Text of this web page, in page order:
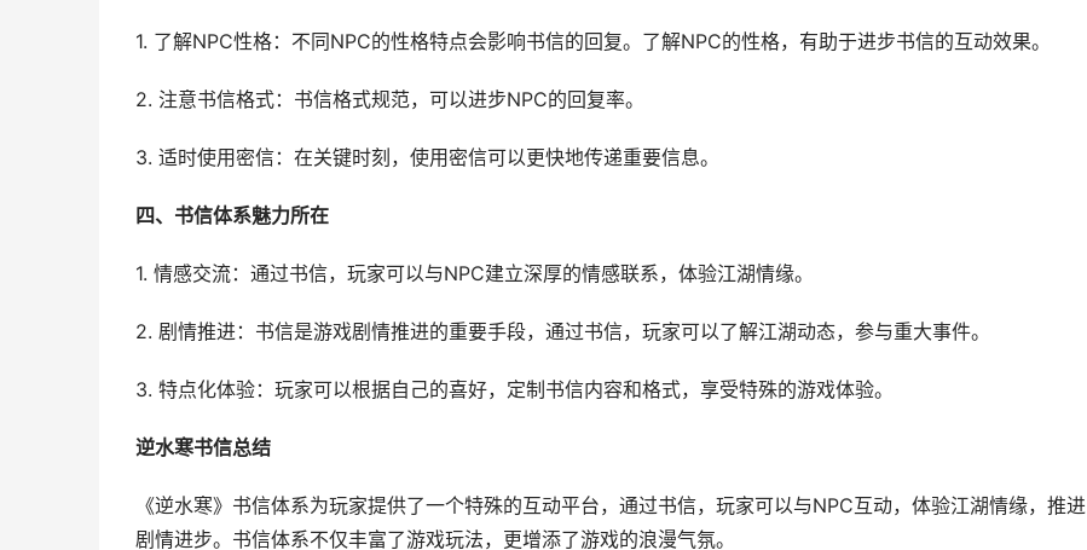
1. 了解NPC性格：不同NPC的性格特点会影响书信的回复。了解NPC的性格，有助于进步书信的互动效果。
2. 注意书信格式：书信格式规范，可以进步NPC的回复率。
3. 适时使用密信：在关键时刻，使用密信可以更快地传递重要信息。
四、书信体系魅力所在
1. 情感交流：通过书信，玩家可以与NPC建立深厚的情感联系，体验江湖情缘。
2. 剧情推进：书信是游戏剧情推进的重要手段，通过书信，玩家可以了解江湖动态，参与重大事件。
3. 特点化体验：玩家可以根据自己的喜好，定制书信内容和格式，享受特殊的游戏体验。
逆水寒书信总结
《逆水寒》书信体系为玩家提供了一个特殊的互动平台，通过书信，玩家可以与NPC互动，体验江湖情缘，推进
剧情进步。书信体系不仅丰富了游戏玩法，更增添了游戏的浪漫气氛。